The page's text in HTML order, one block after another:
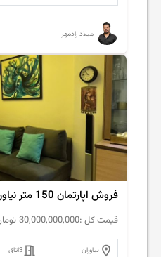
میلاد رادمهر
فروش اپارتمان 150 متر نیاوران
قیمت کل :30,000,000,000
نیاوران 3اتاق